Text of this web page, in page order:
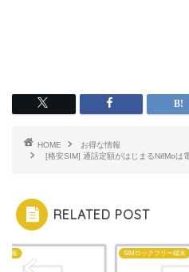
HOME
お得な情報
[格安SIM] 通話定額がはじまるNifMoは
RELATED POST
情報 SIMロックフリー端末